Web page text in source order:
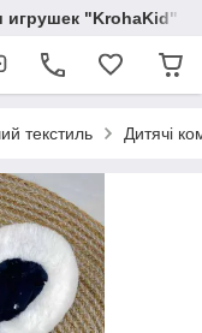
игрушек "KrohaKid"
текстиль Дитячі